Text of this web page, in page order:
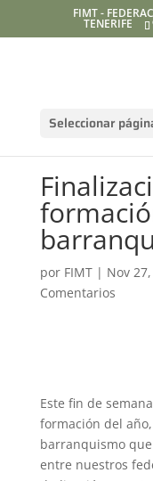
FIMT -
TENERIFE
Seleccionar
por FIMT| Nov
Comentarios
Este fin de
formación del
barranquismo
entre nuestros